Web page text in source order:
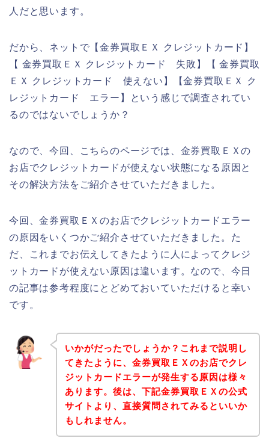
人だと思います。
だから、ネットで【金券買取ＥＸ クレジットカード】
【 金券買取ＥＸ クレジットカード 失敗】【 金券買取
ＥＸ クレジットカード 使えない】【金券買取ＥＸ ク
レジットカード エラー】という感じで調査されてい
るのではないでしょうか？
なので、今回、こちらのページでは、金券買取ＥＸの
お店でクレジットカードが使えない状態になる原因と
その解決方法をご紹介させていただきました。
今回、金券買取ＥＸのお店でクレジットカードエラー
の原因をいくつかご紹介させていただきました。た
だ、これまでお伝えしてきたように人によってクレジ
ットカードが使えない原因は違います。なので、今日
の記事は参考程度にとどめておいていただけると幸い
です。
いかがだったでしょうか？これまで説明し
てきたように、金券買取ＥＸのお店でクレ
ジットカードエラーが発生する原因は様々
あります。後は、下記金券買取ＥＸの公式
サイトより、直接質問されてみるといいか
もしれません。